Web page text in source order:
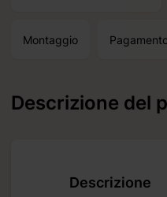
Montaggio
Descrizione del
Descrizione